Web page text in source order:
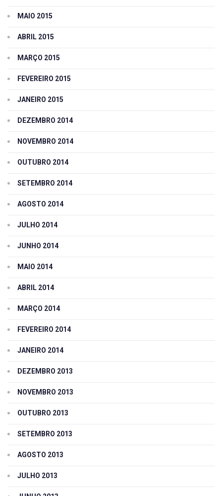
MAIO 2015
ABRIL 2015
MARÇO 2015
FEVEREIRO 2015
JANEIRO 2015
DEZEMBRO 2014
NOVEMBRO 2014
OUTUBRO 2014
SETEMBRO 2014
AGOSTO 2014
JULHO 2014
JUNHO 2014
MAIO 2014
ABRIL 2014
MARÇO 2014
FEVEREIRO 2014
JANEIRO 2014
DEZEMBRO 2013
NOVEMBRO 2013
OUTUBRO 2013
SETEMBRO 2013
AGOSTO 2013
JULHO 2013